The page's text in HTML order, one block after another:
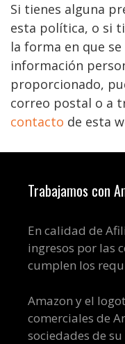
Si tienes alguna
esta política, o si
la forma en que
información
proporcionado,
correo postal o a
contacto de esta
Trabajamos con
En calidad de
ingresos por las
cumplen los
Amazon y el
comerciales de
sociedades de